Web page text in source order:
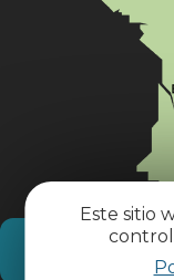
Este sitio